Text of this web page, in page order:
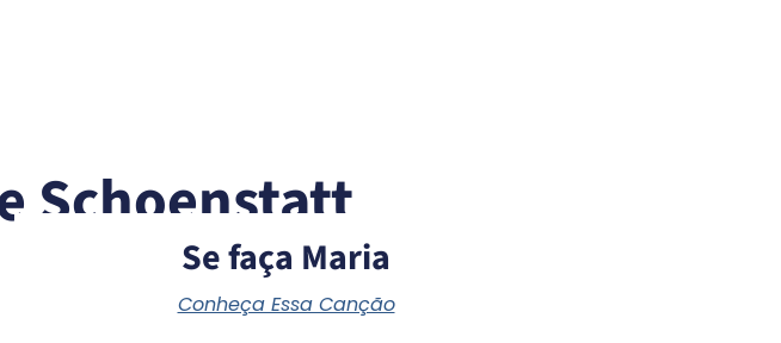
Schoenstatt
Se faça Maria
Conheça Essa Canção